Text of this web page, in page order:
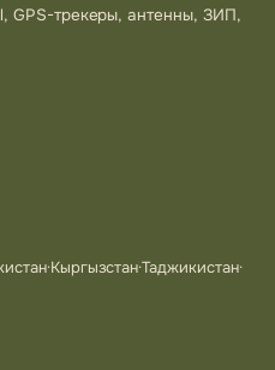
GPS-трекеры, антенны, ЗИП,
·Кыргызстан·Таджикистан·